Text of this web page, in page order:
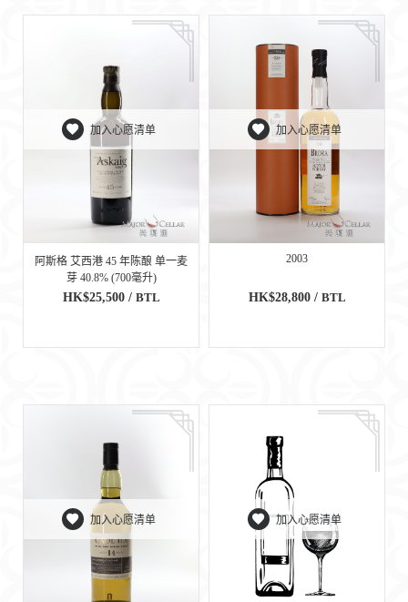
加入心愿清单
阿斯格 艾西港 45 年陈酿 单一麦
芽 40.8% (700毫升)
HK$25,500 / BTL
加入心愿清单
2003
HK$28,800 / BTL
加入心愿清单 加入心愿清单